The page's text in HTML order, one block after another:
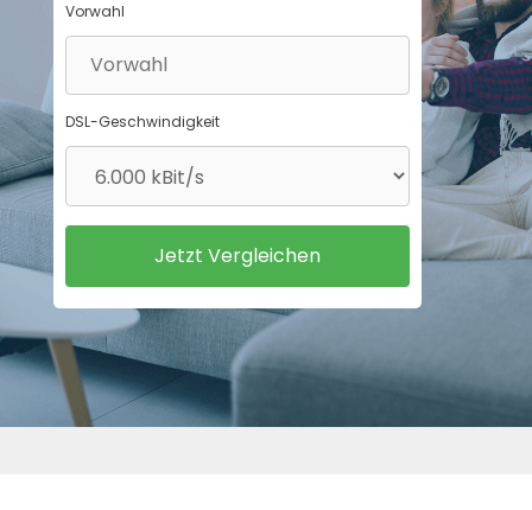
Vorwahl
DSL-Geschwindigkeit